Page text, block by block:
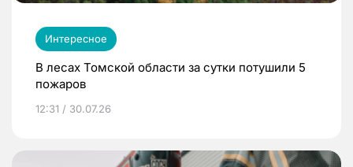
Интересное
В лесах Томской области за сутки потушили 5
пожаров
12:31 / 30.07.26